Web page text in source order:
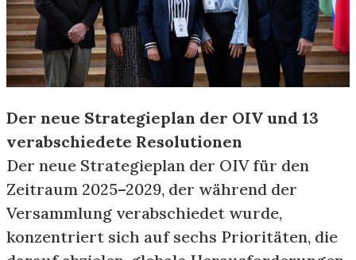
Der neue Strategieplan der OIV und 13
verabschiedete Resolutionen
Der neue Strategieplan der OIV für den
Zeitraum 2025–2029, der während der
Versammlung verabschiedet wurde,
konzentriert sich auf sechs Prioritäten, die